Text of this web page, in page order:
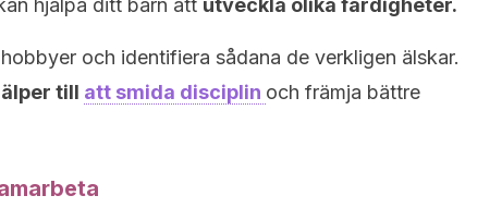
hjälpa ditt barn att utveckla olika färdigheter.
och identifiera sådana de verkligen älskar.
till att smida disciplin och främja bättre